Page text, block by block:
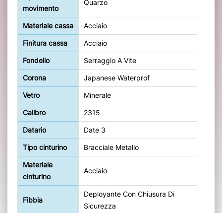
movimento
Quarzo
Materiale cassa Acciaio
Finitura cassa Acciaio
Fondello Serraggio A Vite
Corona Japanese Waterprof
Vetro Minerale
Calibro 2315
Datario Date 3
Tipo cinturino Bracciale Metallo
Materiale
cinturino
Acciaio
Fibbia
Deployante Con Chiusura Di
Sicurezza